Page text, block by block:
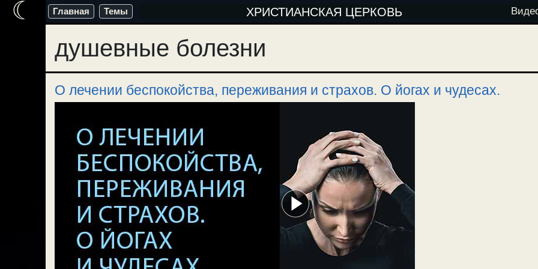
Перейти
содержимому
Главная Темы ХРИСТИАНСКАЯ ЦЕРКОВЬ
душевные болезни
О лечении беспокойства, переживания и страхов. О йогах и чудесах.
☾